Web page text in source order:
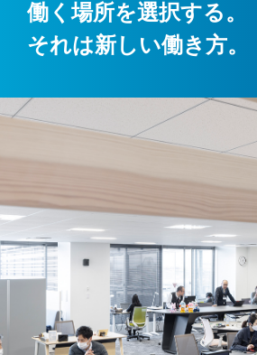
働く場所を選択する。
それは新しい働き方。